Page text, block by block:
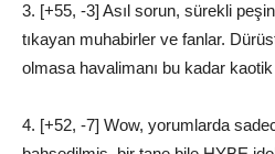
3. [+55, -3] Asıl sorun, sürekli
tıkayan muhabirler ve fanlar.
olmasa havalimanı bu kadar
4. [+52, -7] Wow, yorumlarda